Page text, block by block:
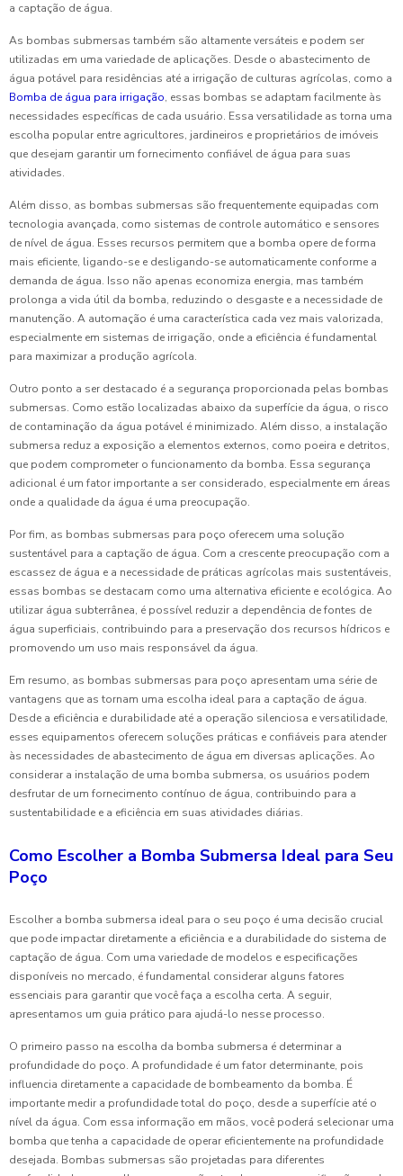
a captação de água.
As bombas submersas também são altamente versáteis e podem ser
utilizadas em uma variedade de aplicações. Desde o abastecimento de
água potável para residências até a irrigação de culturas agrícolas, como a
Bomba de água para irrigação, essas bombas se adaptam facilmente às
necessidades específicas de cada usuário. Essa versatilidade as torna uma
escolha popular entre agricultores, jardineiros e proprietários de imóveis
que desejam garantir um fornecimento confiável de água para suas
atividades.
Além disso, as bombas submersas são frequentemente equipadas com
tecnologia avançada, como sistemas de controle automático e sensores
de nível de água. Esses recursos permitem que a bomba opere de forma
mais eficiente, ligando-se e desligando-se automaticamente conforme a
demanda de água. Isso não apenas economiza energia, mas também
prolonga a vida útil da bomba, reduzindo o desgaste e a necessidade de
manutenção. A automação é uma característica cada vez mais valorizada,
especialmente em sistemas de irrigação, onde a eficiência é fundamental
para maximizar a produção agrícola.
Outro ponto a ser destacado é a segurança proporcionada pelas bombas
submersas. Como estão localizadas abaixo da superfície da água, o risco
de contaminação da água potável é minimizado. Além disso, a instalação
submersa reduz a exposição a elementos externos, como poeira e detritos,
que podem comprometer o funcionamento da bomba. Essa segurança
adicional é um fator importante a ser considerado, especialmente em áreas
onde a qualidade da água é uma preocupação.
Por fim, as bombas submersas para poço oferecem uma solução
sustentável para a captação de água. Com a crescente preocupação com a
escassez de água e a necessidade de práticas agrícolas mais sustentáveis,
essas bombas se destacam como uma alternativa eficiente e ecológica. Ao
utilizar água subterrânea, é possível reduzir a dependência de fontes de
água superficiais, contribuindo para a preservação dos recursos hídricos e
promovendo um uso mais responsável da água.
Em resumo, as bombas submersas para poço apresentam uma série de
vantagens que as tornam uma escolha ideal para a captação de água.
Desde a eficiência e durabilidade até a operação silenciosa e versatilidade,
esses equipamentos oferecem soluções práticas e confiáveis para atender
às necessidades de abastecimento de água em diversas aplicações. Ao
considerar a instalação de uma bomba submersa, os usuários podem
desfrutar de um fornecimento contínuo de água, contribuindo para a
sustentabilidade e a eficiência em suas atividades diárias.
Como Escolher a Bomba Submersa Ideal para Seu
Poço
Escolher a bomba submersa ideal para o seu poço é uma decisão crucial
que pode impactar diretamente a eficiência e a durabilidade do sistema de
captação de água. Com uma variedade de modelos e especificações
disponíveis no mercado, é fundamental considerar alguns fatores
essenciais para garantir que você faça a escolha certa. A seguir,
apresentamos um guia prático para ajudá-lo nesse processo.
O primeiro passo na escolha da bomba submersa é determinar a
profundidade do poço. A profundidade é um fator determinante, pois
influencia diretamente a capacidade de bombeamento da bomba. É
importante medir a profundidade total do poço, desde a superfície até o
nível da água. Com essa informação em mãos, você poderá selecionar uma
bomba que tenha a capacidade de operar eficientemente na profundidade
desejada. Bombas submersas são projetadas para diferentes